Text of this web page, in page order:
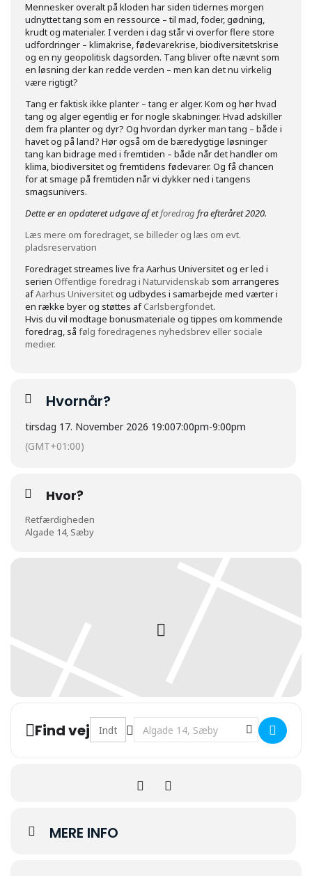
Mennesker overalt på kloden har siden tidernes morgen
udnyttet tang som en ressource – til mad, foder, gødning,
krudt og materialer. I verden i dag står vi overfor flere store
udfordringer – klimakrise, fødevarekrise, biodiversitetskrise
og en ny geopolitisk dagsorden. Tang bliver ofte nævnt som
en løsning der kan redde verden – men kan det nu virkelig
være rigtigt?
Tang er faktisk ikke planter – tang er alger. Kom og hør hvad
tang og alger egentlig er for nogle skabninger. Hvad adskiller
dem fra planter og dyr? Og hvordan dyrker man tang – både i
havet og på land? Hør også om de bæredygtige løsninger
tang kan bidrage med i fremtiden – både når det handler om
klima, biodiversitet og fremtidens fødevarer. Og få chancen
for at smage på fremtiden når vi dykker ned i tangens
smagsunivers.
Dette er en opdateret udgave af etforedrag fra efteråret 2020.
Læs mere om foredraget, se billeder og læs om evt.
pladsreservation
Foredraget streames live fra Aarhus Universitet og er led i
serien Offentlige foredrag i Naturvidenskab som arrangeres
afAarhus Universitetog udbydes i samarbejde med værter i
en række byer og støttes afCarlsbergfondet.
Hvis du vil modtage bonusmateriale og tippes om kommende
foredrag, så følg foredragenes nyhedsbrev eller sociale
medier.
Hvornår?
tirsdag 17. November 2026 19:007:00pm-9:00pm
(GMT+01:00)
Hvor?
Retfærdigheden
Algade 14, Sæby
Find vej Address - Tang []Destination Address - Tang []
MERE INFO